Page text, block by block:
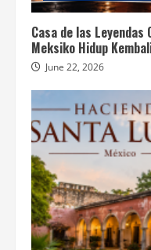
Casa de las Leyendas
Meksiko Hidup
June 22, 2026